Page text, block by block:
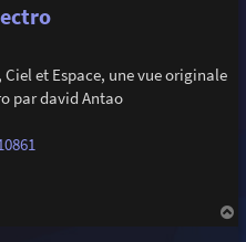
r
et Espace, une vue originale
par david Antao